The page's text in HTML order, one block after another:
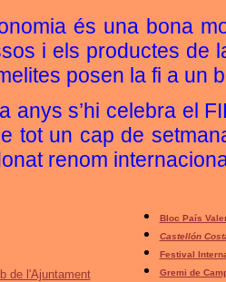
és una bona
i els productes de
posen la fi a un
anys s’hi celebra el
tot un cap de
renom
de l'Ajuntament
Bloc País
Castellón
Festival
Gremi de